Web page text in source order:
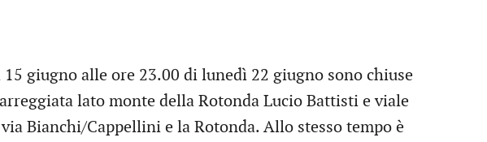
giugno alle ore 23.00 di lunedì 22 giugno sono chiuse
lato monte della Rotonda Lucio Battisti e viale
Bianchi/Cappellini e la Rotonda. Allo stesso tempo è